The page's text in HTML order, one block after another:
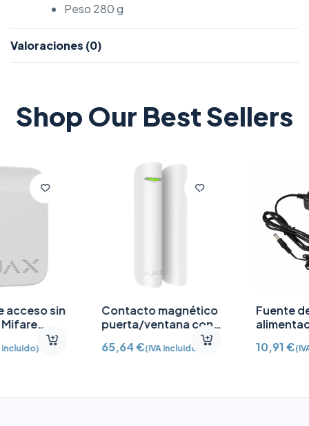
Peso 280 g
Valoraciones (0)
Shop Our Best Sellers
Contacto magnético
puerta/ventana con
Detector vibración e
inclinación AJ-
65,64€ (IVA incluido)
Fuente de
alimentación 12V CC
10,91 €(IVA incluido)